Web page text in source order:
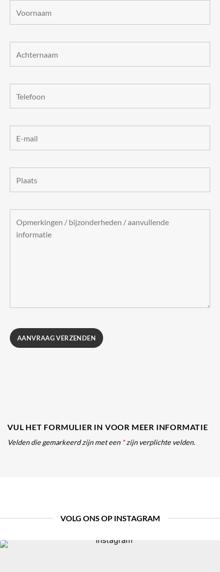
VUL HET FORMULIER IN VOOR MEER INFORMATIE
Velden die gemarkeerd zijn met een *zijn verplichte velden.
VOLG ONS OP INSTAGRAM